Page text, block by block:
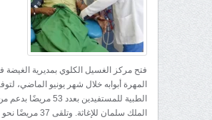
فتح مركز الغسيل الكلوي بمديرية
المهرة أبوابه خلال شهر يونيو الماضي،
الطبية للمستفيدين بعدد 53